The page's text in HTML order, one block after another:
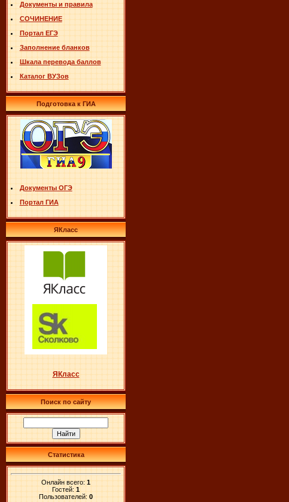
Документы и правила
СОЧИНЕНИЕ
Портал ЕГЭ
Заполнение бланков
Шкала перевода баллов
Каталог ВУЗов
Подготовка к ГИА
Документы ОГЭ
Портал ГИА
ЯКласс
ЯКласс
Поиск по сайту
Статистика
Онлайн всего: 1
Гостей: 1
Пользователей: 0